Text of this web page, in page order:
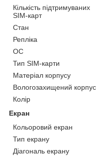
Кількість підтримуваних
SIM-карт
Стан
Репліка
ОС
Тип SIM-карти
Матеріал корпусу
Вологозахищений корпус
Колір
Екран
Кольоровий екран
Тип екрану
Діагональ екрану